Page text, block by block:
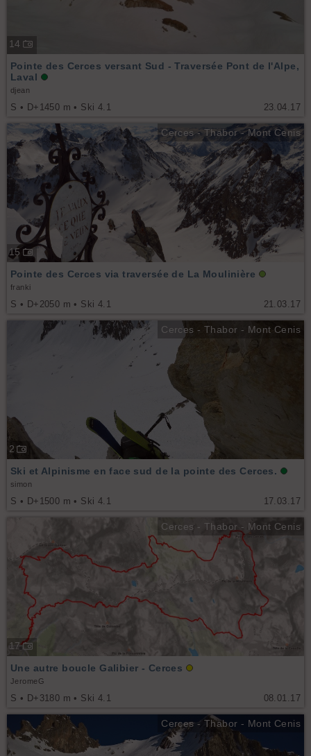
14
23.04.17
Pointe des Cerces versant Sud - Traversée Pont de l'Alpe,
Laval
djean
S • D+1450 m • Ski 4.1
Cerces - Thabor - Mont Cenis
15
21.03.17
Pointe des Cerces via traversée de La Moulinière
franki
S • D+2050 m • Ski 4.1
Cerces - Thabor - Mont Cenis
2
17.03.17
Ski et Alpinisme en face sud de la pointe des Cerces.
simon
S • D+1500 m • Ski 4.1
Cerces - Thabor - Mont Cenis
17
08.01.17
Une autre boucle Galibier - Cerces
JeromeG
S • D+3180 m • Ski 4.1
Cerces - Thabor - Mont Cenis